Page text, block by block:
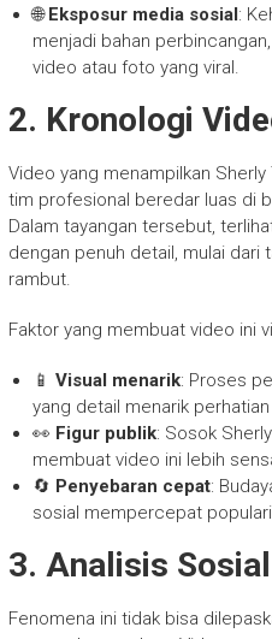
🌐Eksposur media sosial:
menjadi bahan
video atau foto yang viral.
2. Kronologi
Video yang menampilkan
tim profesional beredar luas di
Dalam tayangan tersebut,
dengan penuh detail, mulai dari
rambut.
Faktor yang membuat video ini
📱 Visual menarik: Proses
yang detail menarik
👀 Figur publik: Sosok
membuat video ini lebih
🔄 Penyebaran cepat:
sosial mempercepat
3. Analisis
Fenomena ini tidak bisa